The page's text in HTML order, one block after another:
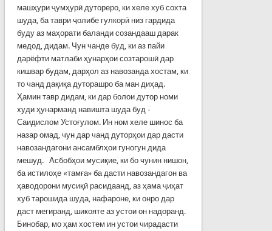
машҳури ҷумҳурӣ дутореро, ки хеле хуб сохта
шуда, ба таври ҷолибе гулкорӣ низ гардида
буду аз маҳорати баланди созандааш дарак
медод, дидам. Чун чанде буд, ки аз пайи
дарёфти матлаби ҳунарҳои созтарошӣ дар
кишвар будам, дарҳол аз навозанда хостам, ки
то чанд дақиқа дуторашро ба ман диҳад.
Ҳамин тавр дидам, ки дар болои дутор номи
худи ҳунарманд навишта шуда буд -
Саидислом Устоғулом. Ин ном хеле шинос ба
назар омад, чун дар чанд дуторҳои дар дасти
навозандагони ансамблҳои гуногун дида
мешуд. Асбобҳои мусиқие, ки бо чунин нишон,
ба истилоҳе «тамға» ба дасти навозандагон ва
ҳаводорони мусиқӣ расидаанд, аз ҳама ҷиҳат
хуб тарошида шуда, нафароне, ки онро дар
даст мегиранд, шикояте аз устои он надоранд.
Бинобар, мо ҳам хостем ин устои чирадасти